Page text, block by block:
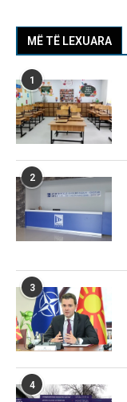
MË TË LEXUARA
1
2
3
4